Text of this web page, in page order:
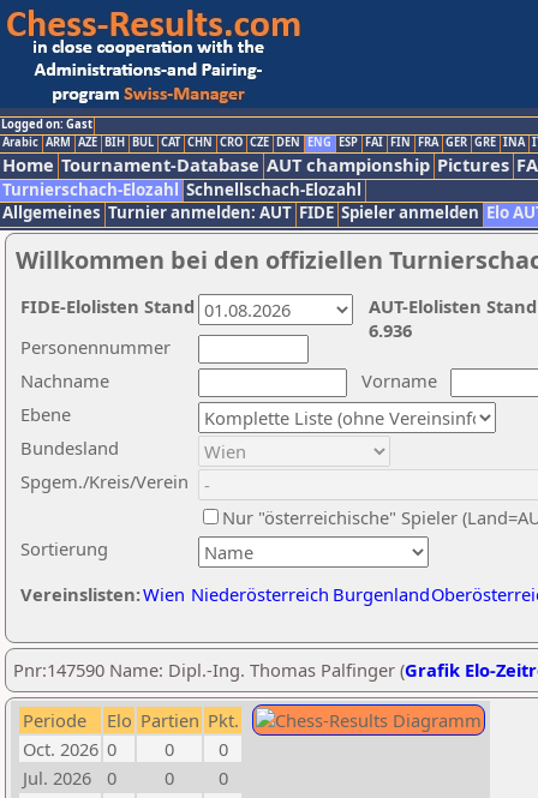
Logged on: Gast
Arabic ARM AZE BIH BUL CAT CHN CRO CZE DEN ENG ESP FAI FIN FRA GER GRE INA
Home Tournament-Database AUT championship Pictures
Turnierschach-Elozahl Schnellschach-Elozahl
Allgemeines Turnier anmelden: AUT FIDE Spieler anmelden Elo
Willkommen bei den offiziellen
Nachname
Vorname
Ebene
Sortierung
Personennummer
Bundesland
Spgem./Kreis/Verein
Nur "österreichische" Spieler
Vereinslisten:Wien Niederösterreich Burgenland
AUT-Elolisten
6.936
FIDE-Elolisten Stand
Pnr:147590 Name: Dipl.-Ing. Thomas Palfinger (Grafik Elo-
Periode Elo Partien Pkt.
Oct. 2026 0 0
0
Jul. 2026
0 0
0